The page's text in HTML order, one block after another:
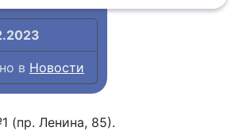
в Новости
(пр. Ленина, 85).